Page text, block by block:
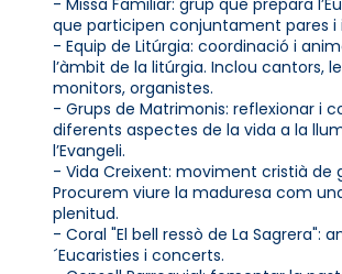
que participen conjuntament pares i
- Equip de Litúrgia: coordinació i
l’àmbit de la litúrgia. Inclou cantors,
monitors, organistes.
- Grups de Matrimonis: reflexionar i
diferents aspectes de la vida a la
l’Evangeli.
- Vida Creixent: moviment cristià de
Procurem viure la maduresa com
plenitud.
- Coral "El bell ressò de La Sagrera":
´Eucaristies i concerts.